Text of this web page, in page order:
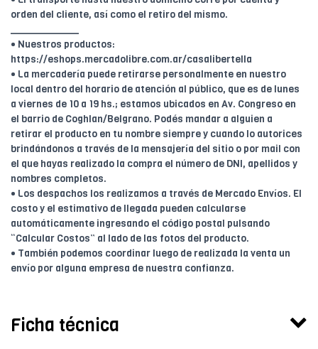
orden del cliente, así como el retiro del mismo.
• Nuestros productos:
https://eshops.mercadolibre.com.ar/casalibertella
• La mercadería puede retirarse personalmente en nuestro
local dentro del horario de atención al público, que es de lunes
a viernes de 10 a 19 hs.; estamos ubicados en Av. Congreso en
el barrio de Coghlan/Belgrano. Podés mandar a alguien a
retirar el producto en tu nombre siempre y cuando lo autorices
brindándonos a través de la mensajería del sitio o por mail con
el que hayas realizado la compra el número de DNI, apellidos y
nombres completos.
• Los despachos los realizamos a través de Mercado Envíos. El
costo y el estimativo de llegada pueden calcularse
automáticamente ingresando el código postal pulsando
“Calcular Costos” al lado de las fotos del producto.
• También podemos coordinar luego de realizada la venta un
envío por alguna empresa de nuestra confianza.
Ficha técnica